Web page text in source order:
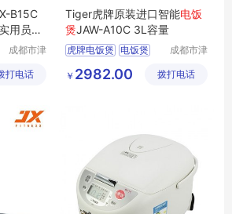
B15C
用员工
成都市津
技有限公
打电话
Tiger虎牌原装进口智能电饭
煲JAW-A10C 3L容量
虎牌电饭煲
电饭煲
家用电饭煲
成都市津
技有限公
￥ 2982.00 拨打电话